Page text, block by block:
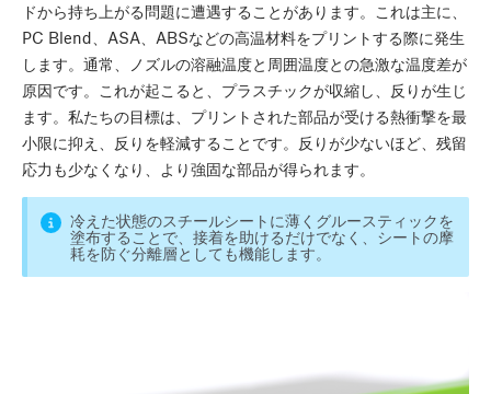
ドから持ち上がる問題に遭遇することがあります。これは主に、
PC Blend、ASA、ABSなどの高温材料をプリントする際に発生
します。通常、ノズルの溶融温度と周囲温度との急激な温度差が
原因です。これが起こると、プラスチックが収縮し、反りが生じ
ます。私たちの目標は、プリントされた部品が受ける熱衝撃を最
小限に抑え、反りを軽減することです。反りが少ないほど、残留
応力も少なくなり、より強固な部品が得られます。
冷えた状態のスチールシートに薄くグルースティックを
塗布することで、接着を助けるだけでなく、シートの摩
耗を防ぐ分離層としても機能します。